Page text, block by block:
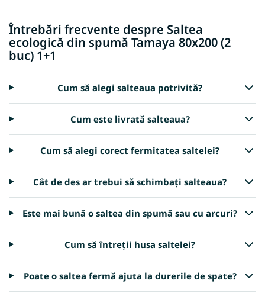
Întrebări frecvente despre Saltea
ecologică din spumă Tamaya 80x200 (2
buc) 1+1
Cum să alegi salteaua potrivită?
Cum este livrată salteaua?
Cum să alegi corect fermitatea saltelei?
Cât de des ar trebui să schimbați salteaua?
Este mai bună o saltea din spumă sau cu arcuri?
Cum să întreții husa saltelei?
Poate o saltea fermă ajuta la durerile de spate?